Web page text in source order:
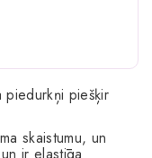
piedurkņi piešķir
skaistumu, un
ir elastīga